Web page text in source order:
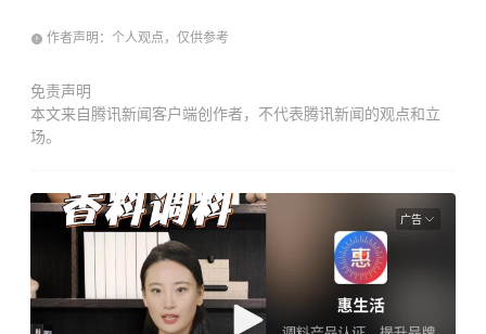
作者声明：个人观点，仅供参考
免责声明
本文来自腾讯新闻客户端创作者，不代表腾讯新闻的观点和立
场。
广告